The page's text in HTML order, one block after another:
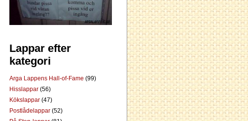
Lappar efter
kategori
Arga Lappens Hall-of-Fame (99)
Hisslappar (56)
Kökslappar (47)
Postlådelappar (52)